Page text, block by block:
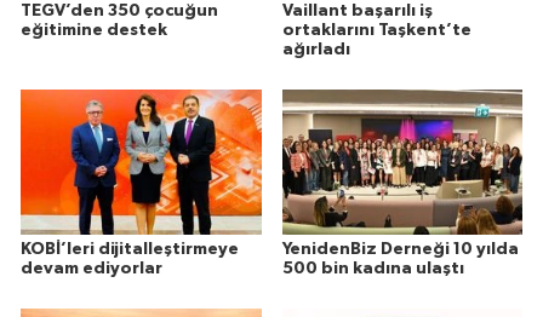
TEGV’den 350 çocuğun
eğitimine destek
Vaillant başarılı iş
ortaklarını Taşkent’te
ağırladı
KOBİ’leri dijitalleştirmeye
devam ediyorlar
YenidenBiz Derneği 10 yılda
500 bin kadına ulaştı